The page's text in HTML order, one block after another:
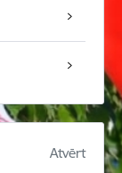
Atvērt